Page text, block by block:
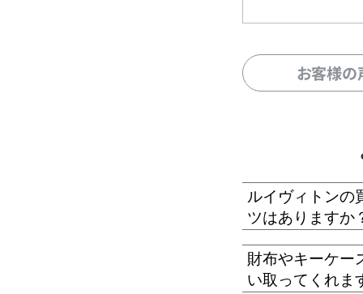
お客様
ルイヴィトンの
ツはありますか
財布やキーケー
い取ってくれま